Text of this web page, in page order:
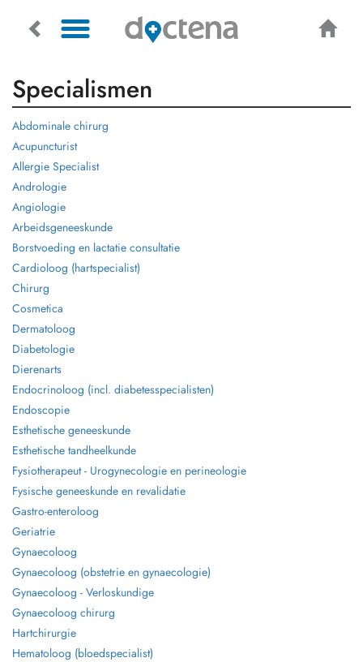
Specialismen
Abdominale chirurg
Acupuncturist
Allergie Specialist
Andrologie
Angiologie
Arbeidsgeneeskunde
Borstvoeding en lactatie consultatie
Cardioloog (hartspecialist)
Chirurg
Cosmetica
Dermatoloog
Diabetologie
Dierenarts
Endocrinoloog (incl. diabetesspecialisten)
Endoscopie
Esthetische geneeskunde
Esthetische tandheelkunde
Fysiotherapeut - Urogynecologie en perineologie
Fysische geneeskunde en revalidatie
Gastro-enteroloog
Geriatrie
Gynaecoloog
Gynaecoloog (obstetrie en gynaecologie)
Gynaecoloog - Verloskundige
Gynaecoloog chirurg
Hartchirurgie
Hematoloog (bloedspecialist)